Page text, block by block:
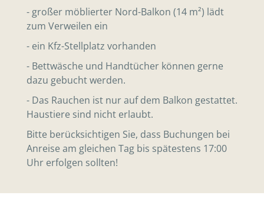
- großer möblierter Nord-Balkon (14 m²) lädt
zum Verweilen ein
- ein Kfz-Stellplatz vorhanden
- Bettwäsche und Handtücher können gerne
dazu gebucht werden.
- Das Rauchen ist nur auf dem Balkon gestattet.
Haustiere sind nicht erlaubt.
Bitte berücksichtigen Sie, dass Buchungen bei
Anreise am gleichen Tag bis spätestens 17:00
Uhr erfolgen sollten!